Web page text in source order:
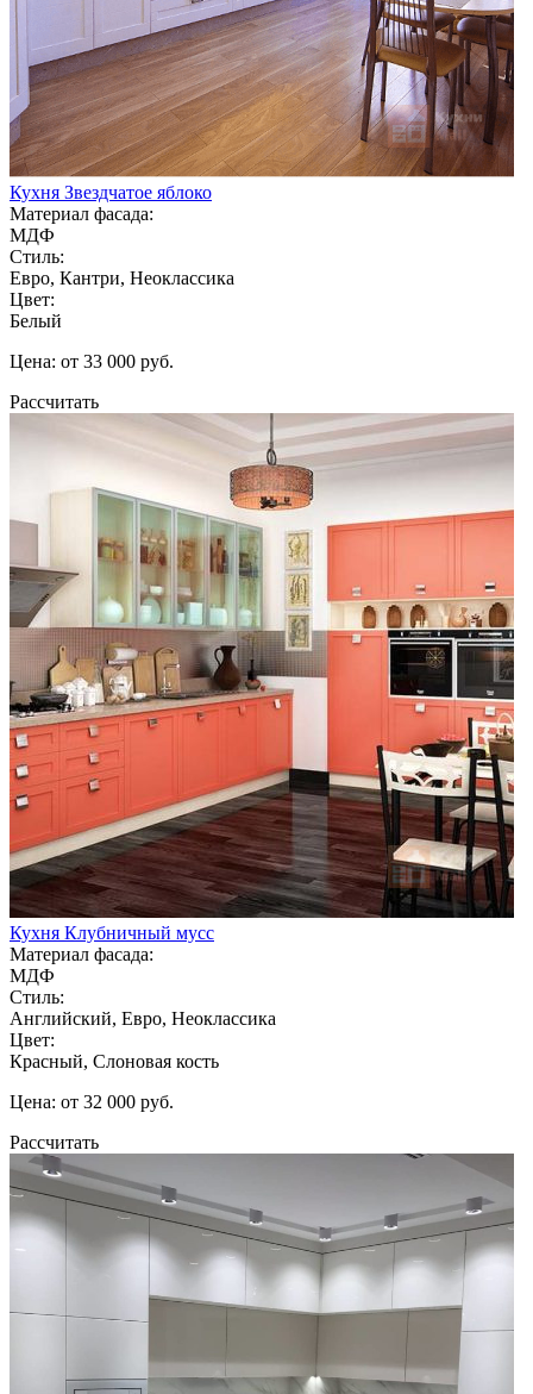
Кухня Звездчатое яблоко
Материал фасада:
МДФ
Стиль:
Евро, Кантри, Неоклассика
Цвет:
Белый
Цена: от 33 000 руб.
Рассчитать
Кухня Клубничный мусс
Материал фасада:
МДФ
Стиль:
Английский, Евро, Неоклассика
Цвет:
Красный, Слоновая кость
Цена: от 32 000 руб.
Рассчитать